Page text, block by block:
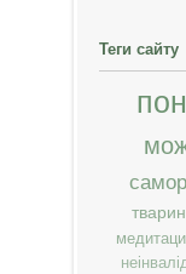
Теги сайту